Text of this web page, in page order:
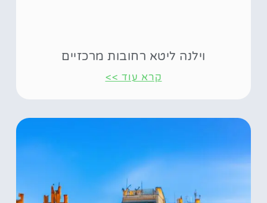
וילנה ליטא רחובות מרכזיים
קרא עוד >>